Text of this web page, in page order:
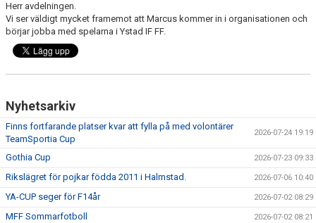
Herr avdelningen.
Vi ser väldigt mycket framemot att Marcus kommer in i organisationen och
börjar jobba med spelarna i Ystad IF FF.
Nyhetsarkiv
Finns fortfarande platser kvar att fylla på med volontärer
TeamSportia Cup
2026-07-24 19:19
Gothia Cup 2026-07-23 09:33
Rikslägret för pojkar födda 2011 i Halmstad. 2026-07-06 10:40
YA-CUP seger för F14år 2026-07-02 08:29
MFF Sommarfotboll 2026-07-02 08:21